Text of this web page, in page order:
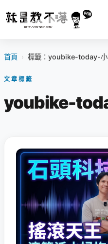
首頁 › 標籤：youbike-today-小
文章標籤
youbike-